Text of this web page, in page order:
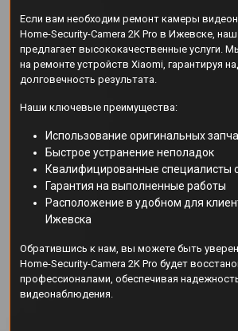
Если вам необходим ремонт камеры
Home-Security-Camera 2K Pro в Ижевске,
предлагает высококачественные услуги.
на ремонте устройств Xiaomi, гарантируя
долговечность результата.
Наши ключевые преимущества:
Использование оригинальных
Быстрое устранение неполадок
Квалифицированные специалисты
Гарантия на выполненные работы
Расположение в удобном для
Ижевска
Обратившись к нам, вы можете быть
Home-Security-Camera 2K Pro будет
профессионалами, обеспечивая
видеонаблюдения.